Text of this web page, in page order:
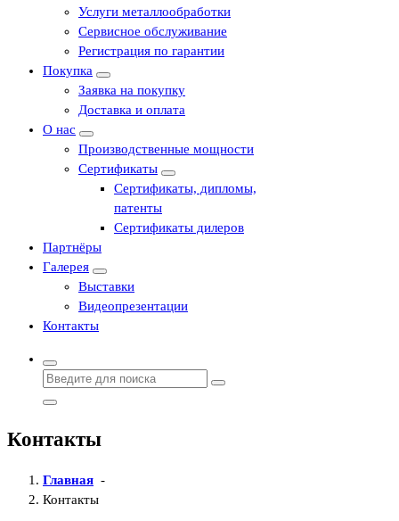
Услуги металлообработки
Сервисное обслуживание
Регистрация по гарантии
Покупка
Заявка на покупку
Доставка и оплата
О нас
Производственные мощности
Сертификаты
Сертификаты, дипломы,
патенты
Сертификаты дилеров
Партнёры
Галерея
Выставки
Видеопрезентации
Контакты
Найти:
Контакты
Главная -
Контакты